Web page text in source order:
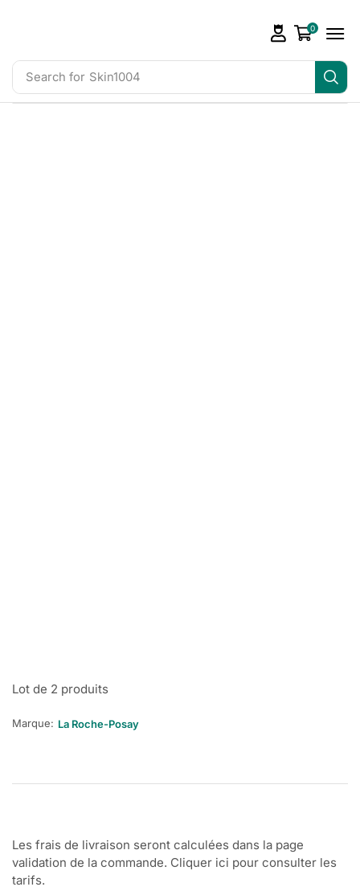
Search for Skin1004
0
Lot de 2 produits
Marque: La Roche-Posay
Les frais de livraison seront calculées dans la page
validation de la commande. Cliquer ici pour consulter les
tarifs.